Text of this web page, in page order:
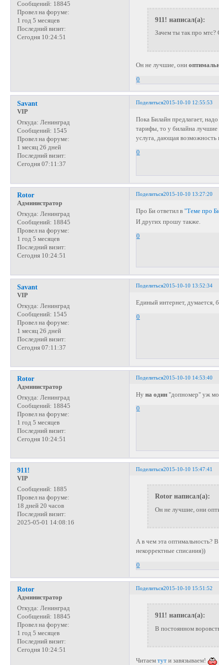
Сообщений: 18845
Провел на форуме:
1 год 5 месяцев
Последний визит:
Сегодня 10:24:51
911! написал(а):
Зачем ты так про
Он не лучшие, они
0
Поделиться2015-10-10 12:55:53
Savant
VIP
Откуда: Ленинград
Сообщений: 1545
Провел на форуме:
1 месяц 26 дней
Последний визит:
Сегодня 07:11:37
Пока Билайн предлагает,
тарифы, то у билайна
услуга, дающая возможность
0
Поделиться2015-10-10 13:27:20
Rotor
Администратор
Откуда: Ленинград
Сообщений: 18845
Провел на форуме:
1 год 5 месяцев
Последний визит:
Сегодня 10:24:51
Про Би ответил в"Теме про
И других прошу также.
0
Поделиться2015-10-10 13:52:34
Savant
VIP
Откуда: Ленинград
Сообщений: 1545
Провел на форуме:
1 месяц 26 дней
Последний визит:
Сегодня 07:11:37
Единый интернет, думается,
0
Поделиться2015-10-10 14:53:40
Rotor
Администратор
Откуда: Ленинград
Сообщений: 18845
Провел на форуме:
1 год 5 месяцев
Последний визит:
Сегодня 10:24:51
Нуна один "допномер" уж
0
Поделиться2015-10-10 15:47:41
911!
VIP
Сообщений: 1885
Провел на форуме:
18 дней 20 часов
Последний визит:
2025-05-01 14:08:16
Rotor написал(а):
Он не лучшие, они
А в чем эта оптимальность?
некорректные списания))
0
Поделиться2015-10-10 15:51:52
Rotor
Администратор
Откуда: Ленинград
Сообщений: 18845
Провел на форуме:
1 год 5 месяцев
Последний визит:
Сегодня 10:24:51
911! написал(а):
В постоянном
Читаемтут и завязываем!